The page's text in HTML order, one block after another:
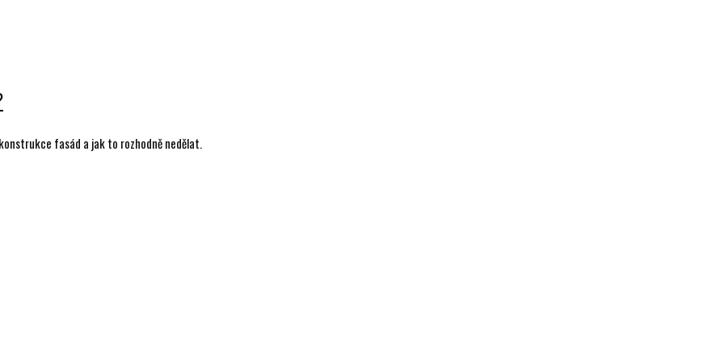
fasád a jak to rozhodně nedělat.